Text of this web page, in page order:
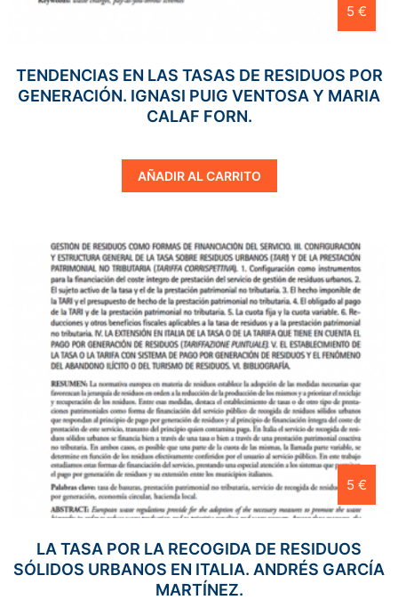
5 €
TENDENCIAS EN LAS TASAS DE RESIDUOS POR
GENERACIÓN. IGNASI PUIG VENTOSA Y MARIA
CALAF FORN.
AÑADIR AL CARRITO
5 €
LA TASA POR LA RECOGIDA DE RESIDUOS
SÓLIDOS URBANOS EN ITALIA. ANDRÉS GARCÍA
MARTÍNEZ.